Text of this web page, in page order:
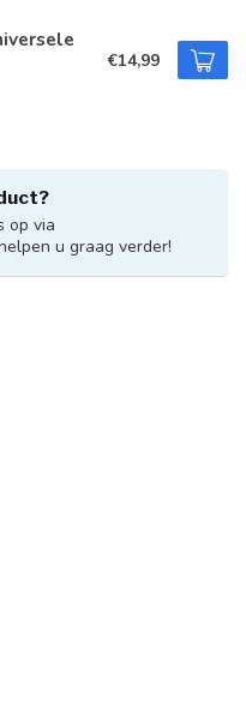
€14,99
op via
u graag verder!